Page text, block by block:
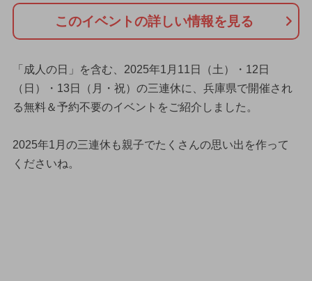
このイベントの詳しい情報を見る
「成人の日」を含む、2025年1月11日（土）・12日
（日）・13日（月・祝）の三連休に、兵庫県で開催され
る無料＆予約不要のイベントをご紹介しました。
2025年1月の三連休も親子でたくさんの思い出を作って
くださいね。